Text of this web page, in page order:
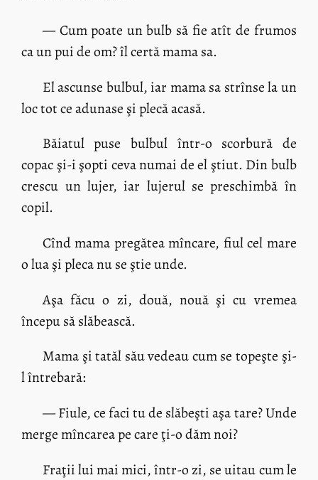
— Cum poate un bulb să fie atît de frumos
ca un pui de om? îl certă mama sa.
El ascunse bulbul, iar mama sa strînse la un
loc tot ce adunase şi plecă acasă.
Băiatul puse bulbul într-o scorbură de
copac şi-i şopti ceva numai de el ştiut. Din bulb
crescu un lujer, iar lujerul se preschimbă în
copil.
Cînd mama pregătea mîncare, fiul cel mare
o lua şi pleca nu se ştie unde.
Aşa făcu o zi, două, nouă şi cu vremea
începu să slăbească.
Mama şi tatăl său vedeau cum se topeşte şi-
l întrebară:
— Fiule, ce faci tu de slăbeşti aşa tare? Unde
merge mîncarea pe care ţi-o dăm noi?
Fraţii lui mai mici, într-o zi, se uitau cum le